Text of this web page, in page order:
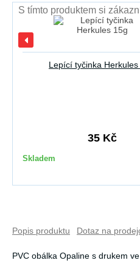
S tímto produktem si
Lepící tyčinka Herkules
35 Kč
Skladem
Popis produktu Dotaz na
PVC obálka Opaline s drukem